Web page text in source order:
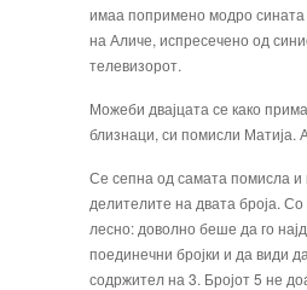
имаа попримено модро сината
на Аличе, испре­сечено од
телевизорот.
Можеби двајцата се како
близнаци, си помисли Матија.
Се сепна од самата помисла и
делителите на двата броја.
лесно: доволно беше да го
поединечни бројки и да види
содржител на 3. Бројот 5 не